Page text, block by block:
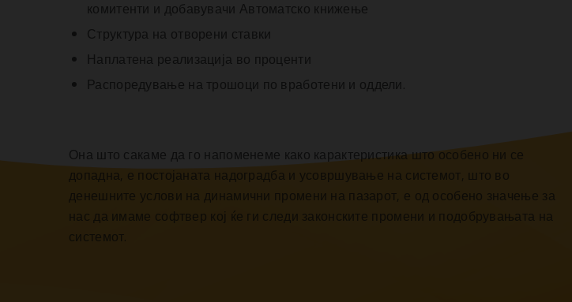
комитенти и добавувачи Автоматско книжење
Структура на отворени ставки
Наплатена реализација во проценти
Распоредување на трошоци по вработени и оддели.
Она што сакаме да го напоменеме како карактеристика што особено ни се
допадна, е постојаната надоградба и усовршување на системот, што во
денешните услови на динамични промени на пазарот, е од особено значење за
нас да имаме софтвер кој ќе ги следи законските промени и подобрувањата на
системот.